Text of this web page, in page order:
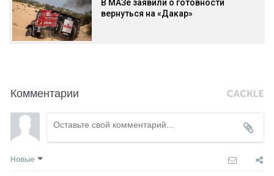
В МАЗе заявили о готовности
вернуться на «Дакар»
Комментарии
Новые